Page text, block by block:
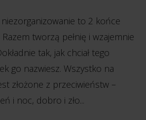
to 2 końce
tworzą pełnię i wzajemnie
tak, jak chciał tego
go nazwiesz. Wszystko na
złożone z przeciwieństw –
i noc, dobro i zło...